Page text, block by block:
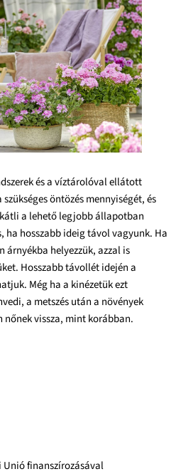
és a víztárolóval ellátott
öntözés mennyiségét, és
a lehető legjobb állapotban
ha hosszabb ideig távol vagyunk. Ha
árnyékba helyezzük, azzal is
Hosszabb távollét idején a
Még ha a kinézetük ezt
a metszés után a növények
nőnek vissza, mint korábban.
Unió finanszírozásával